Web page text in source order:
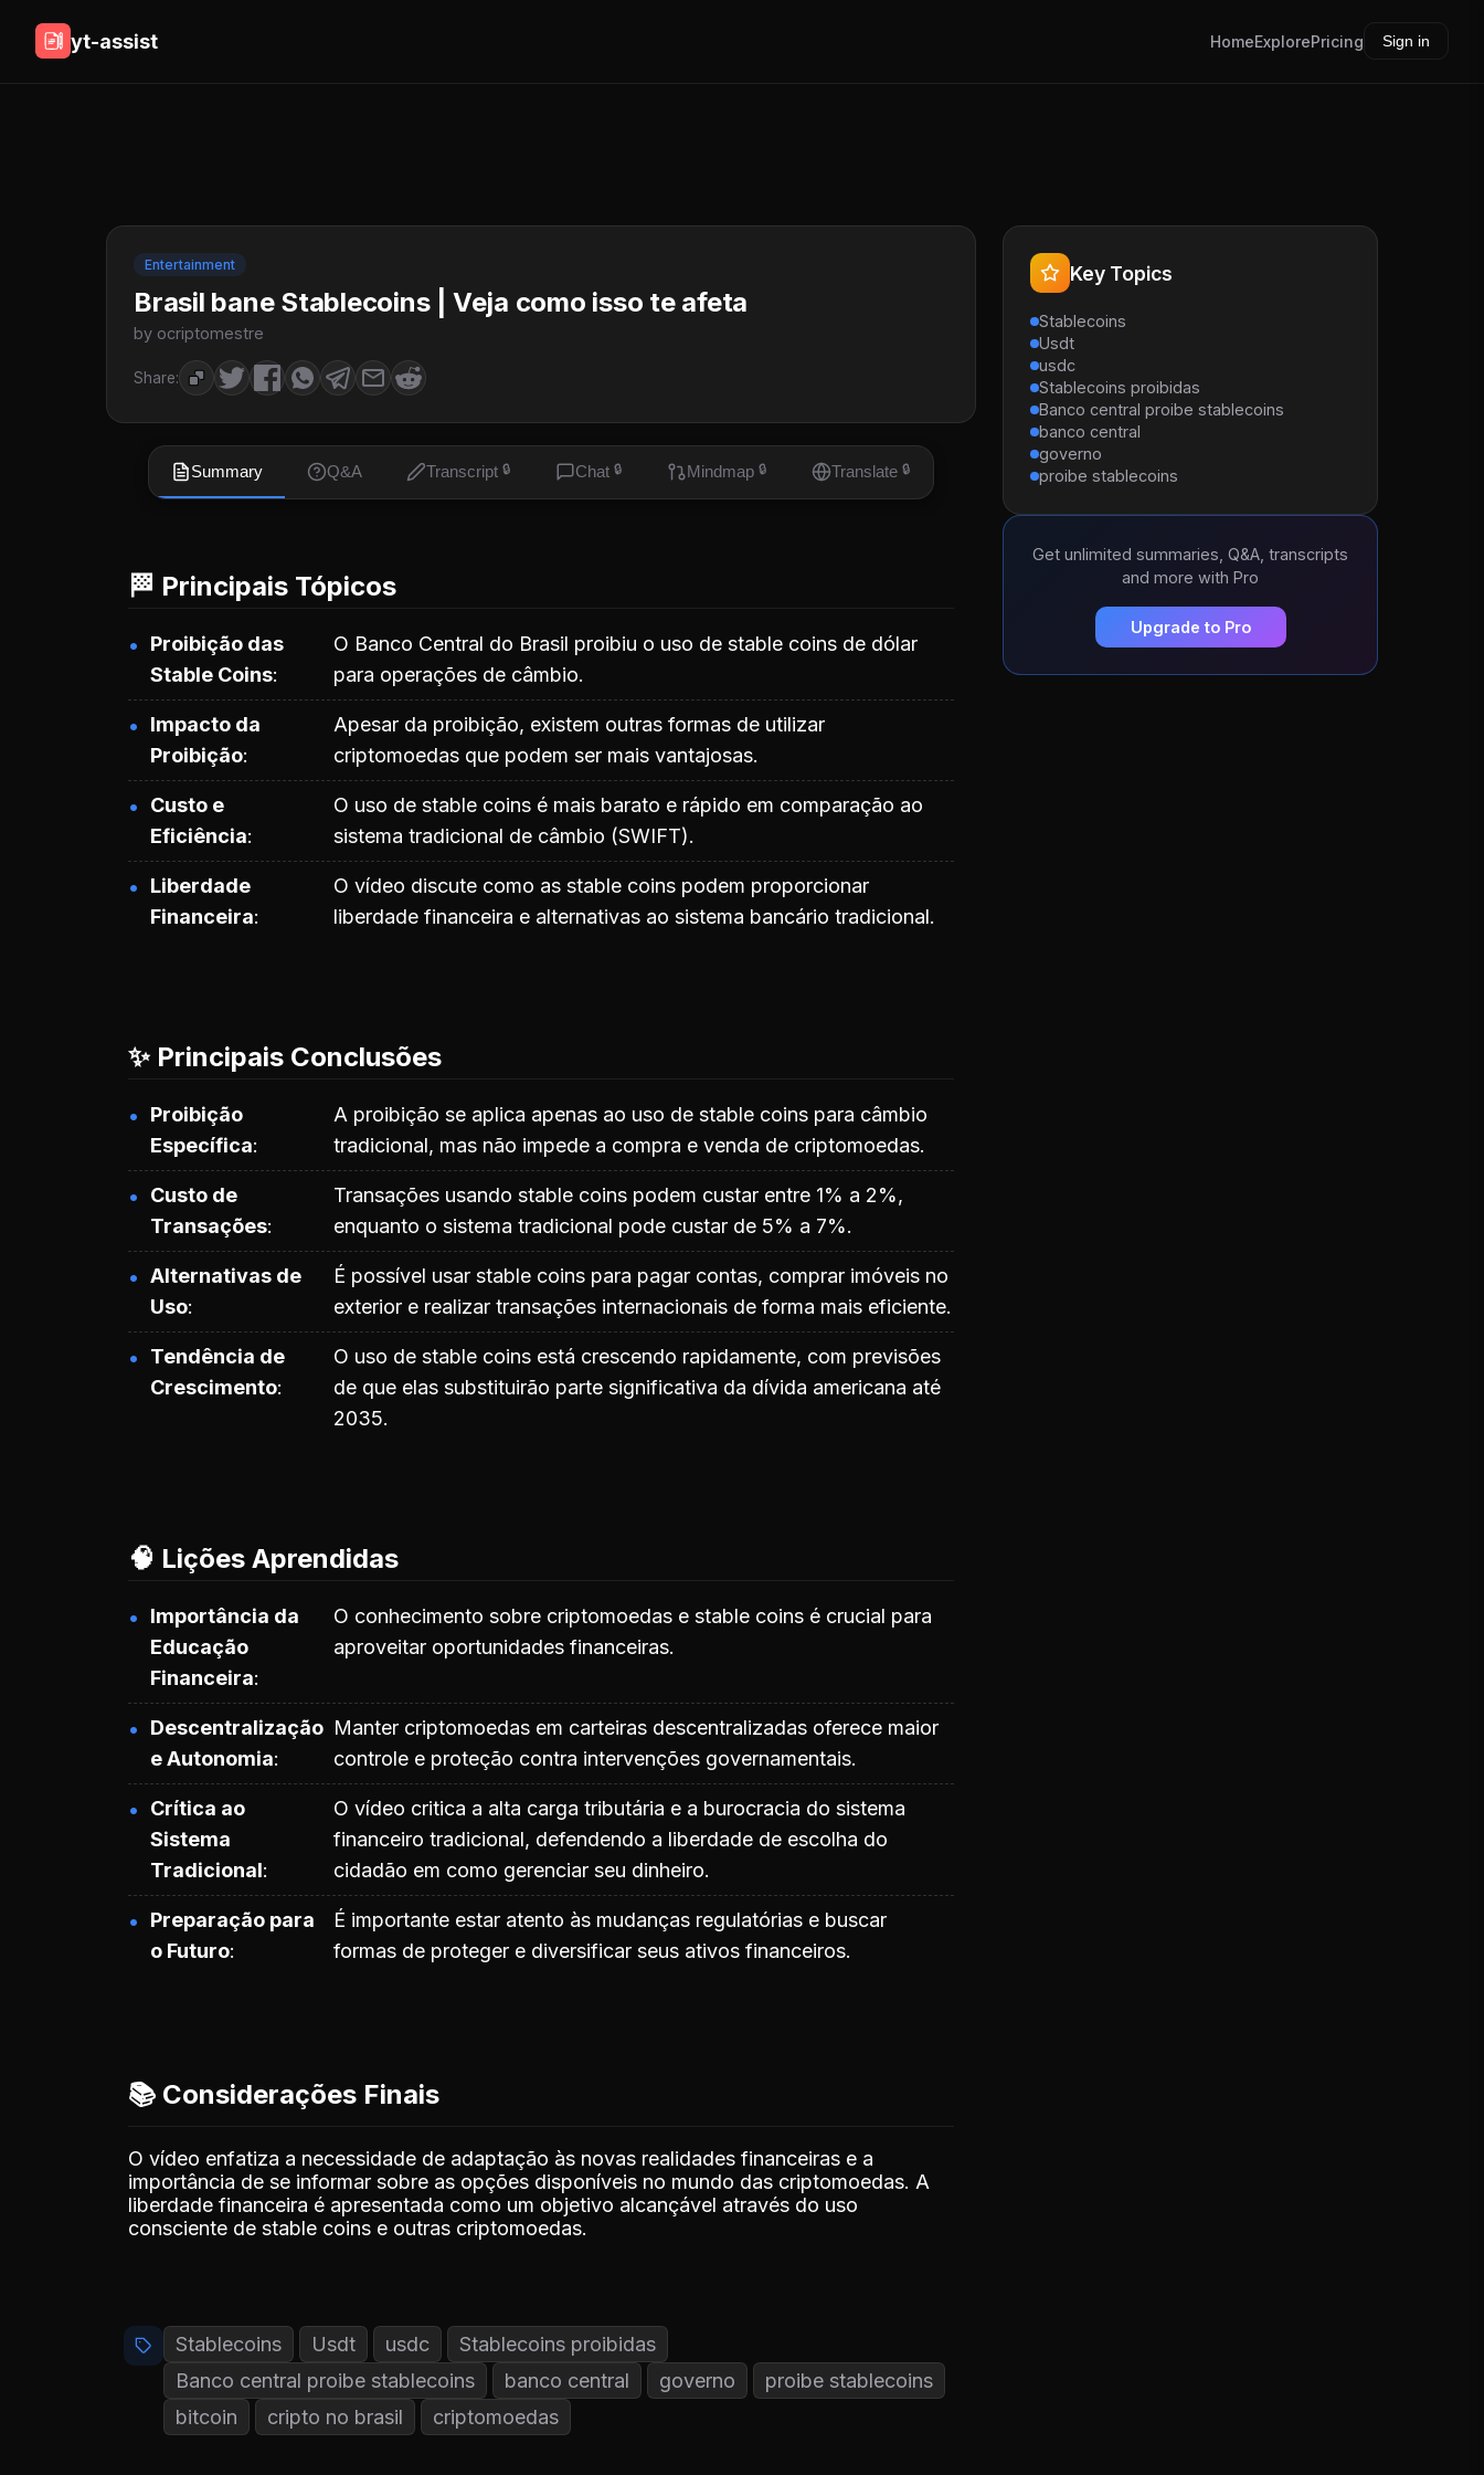
yt-assist HomeExplorePricing Sign in
Entertainment
Brasil bane Stablecoins | Veja como isso te afeta
by ocriptomestre
Share:
Summary Q&A Transcript 🔒 Chat 🔒 Mindmap 🔒 Translate 🔒
🏁 Principais Tópicos
Proibição das
Stable Coins
O Banco Central do Brasil proibiu o uso de stable coins de dólar
para operações de câmbio.
Impacto da
Proibição
Apesar da proibição, existem outras formas de utilizar
criptomoedas que podem ser mais vantajosas.
Custo e
Eficiência
O uso de stable coins é mais barato e rápido em comparação ao
sistema tradicional de câmbio (SWIFT).
Liberdade
Financeira
O vídeo discute como as stable coins podem proporcionar
liberdade financeira e alternativas ao sistema bancário tradicional.
✨ Principais Conclusões
Proibição
Específica
A proibição se aplica apenas ao uso de stable coins para câmbio
tradicional, mas não impede a compra e venda de criptomoedas.
Custo de
Transações
Transações usando stable coins podem custar entre 1% a 2%,
enquanto o sistema tradicional pode custar de 5% a 7%.
Alternativas de
Uso
É possível usar stable coins para pagar contas, comprar imóveis no
exterior e realizar transações internacionais de forma mais eficiente.
Tendência de
Crescimento
O uso de stable coins está crescendo rapidamente, com previsões
de que elas substituirão parte significativa da dívida americana até
2035.
🧠 Lições Aprendidas
Importância da
Educação
Financeira
O conhecimento sobre criptomoedas e stable coins é crucial para
aproveitar oportunidades financeiras.
Descentralização
e Autonomia
Manter criptomoedas em carteiras descentralizadas oferece maior
controle e proteção contra intervenções governamentais.
Crítica ao
Sistema
Tradicional
O vídeo critica a alta carga tributária e a burocracia do sistema
financeiro tradicional, defendendo a liberdade de escolha do
cidadão em como gerenciar seu dinheiro.
Preparação para
o Futuro
É importante estar atento às mudanças regulatórias e buscar
formas de proteger e diversificar seus ativos financeiros.
📚 Considerações Finais
O vídeo enfatiza a necessidade de adaptação às novas realidades financeiras e a
importância de se informar sobre as opções disponíveis no mundo das criptomoedas. A
liberdade financeira é apresentada como um objetivo alcançável através do uso
consciente de stable coins e outras criptomoedas.
Stablecoins Usdt usdc
Stablecoins proibidas
Banco central proibe stablecoins
banco central governo
proibe stablecoins
bitcoin
cripto no brasil criptomoedas
Key Topics
Stablecoins
Usdt
usdc
Stablecoins proibidas
Banco central proibe stablecoins
banco central
governo
proibe stablecoins
Get unlimited summaries, Q&A, transcripts
and more with Pro
Upgrade to Pro